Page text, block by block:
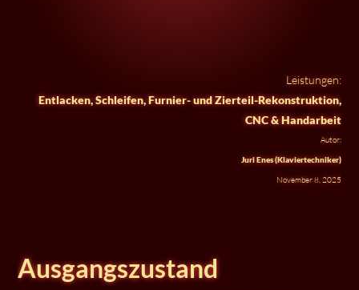
Leistungen:
Entlacken, Schleifen, Furnier- und Zierteil-Rekonstruktion,
CNC & Handarbeit
Autor:
Juri Enes (Klaviertechniker)
November 8, 2025
Ausgangszustand